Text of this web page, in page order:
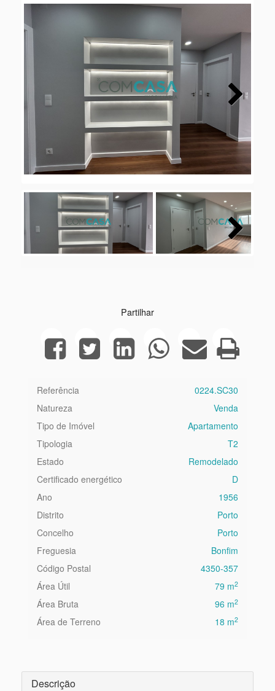
Next
Next
Partilhar
Referência
0224.SC30
Natureza
Venda
Tipo de Imóvel
Apartamento
Tipologia
T2
Estado
Remodelado
Certificado energético
D
Ano
1956
Distrito
Porto
Concelho
Porto
Freguesia
Bonfim
Código Postal
4350-357
Área Útil
79 m2
Área Bruta 96 m2
Área de Terreno 18 m2
Descrição